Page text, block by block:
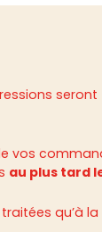
vos
au plus tard
qu’à